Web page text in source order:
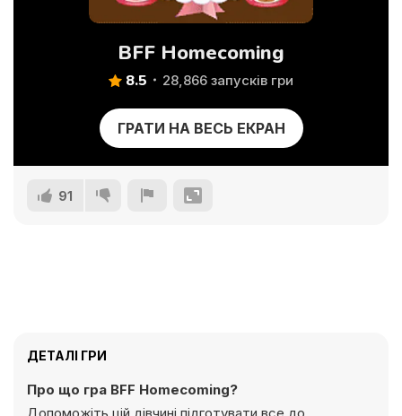
BFF Homecoming
8.5 28,866 запусків гри
ГРАТИ НА ВЕСЬ ЕКРАН
91
ДЕТАЛІ ГРИ
Про що гра BFF Homecoming?